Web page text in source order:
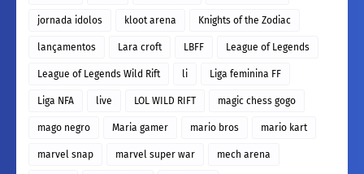
jornada idolos kloot arena Knights of the Zodiac
lançamentos Lara croft LBFF League of Legends
League of Legends Wild Rift li Liga feminina FF
Liga NFA live LOL WILD RIFT magic chess gogo
mago negro Maria gamer mario bros mario kart
marvel snap marvel super war mech arena